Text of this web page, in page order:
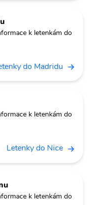
k letenkám do
do Madridu
k letenkám do
Letenky do Nice
k letenkám do